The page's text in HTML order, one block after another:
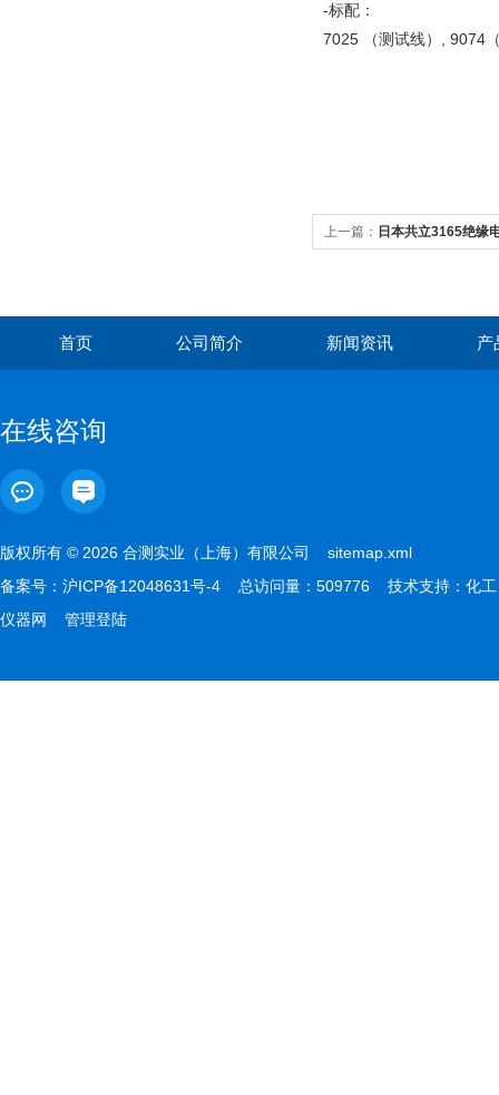
-标配：
7025 （测试线）, 9074
上一篇： 日本共立3165绝缘
首页 公司简介 新闻资讯 产
在线咨询
版权所有 © 2026 合测实业（上海）有限公司 sitemap.xml
备案号： 沪ICP备12048631号-4 总访问量：509776 技术支持： 化工
仪器网
管理登陆